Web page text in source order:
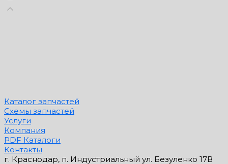
Каталог запчастей
Схемы запчастей
Услуги
Компания
PDF Каталоги
Контакты
г. Краснодар, п. Индустриальный ул. Безуленко 17В